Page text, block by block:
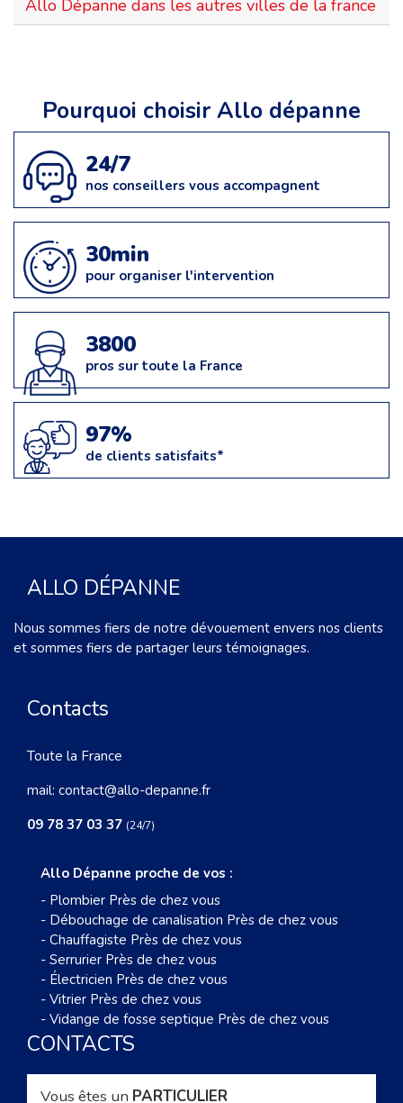
Allo Dépanne dans les autres villes de la france
Pourquoi choisir Allo dépanne
24/7
nos conseillers vous accompagnent
30min
pour organiser l'intervention
3800
pros sur toute la France
97%
de clients satisfaits*
ALLO DÉPANNE
Nous sommes fiers de notre dévouement envers nos clients
et sommes fiers de partager leurs témoignages.
Contacts
Toute la France
mail: contact@allo-depanne.fr
09 78 37 03 37 (24/7)
Allo Dépanne proche de vos :
- Plombier Près de chez vous
- Débouchage de canalisation Près de chez vous
- Chauffagiste Près de chez vous
- Serrurier Près de chez vous
- Électricien Près de chez vous
- Vitrier Près de chez vous
- Vidange de fosse septique Près de chez vous
CONTACTS
Vous êtes un PARTICULIER